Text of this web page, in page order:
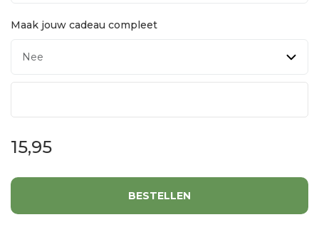
Maak jouw cadeau compleet
15,95
BESTELLEN